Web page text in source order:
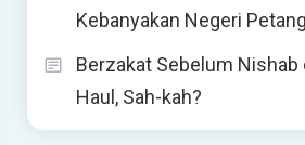
Kebanyakan Negeri
Berzakat Sebelum Nishab
Haul, Sah-kah?